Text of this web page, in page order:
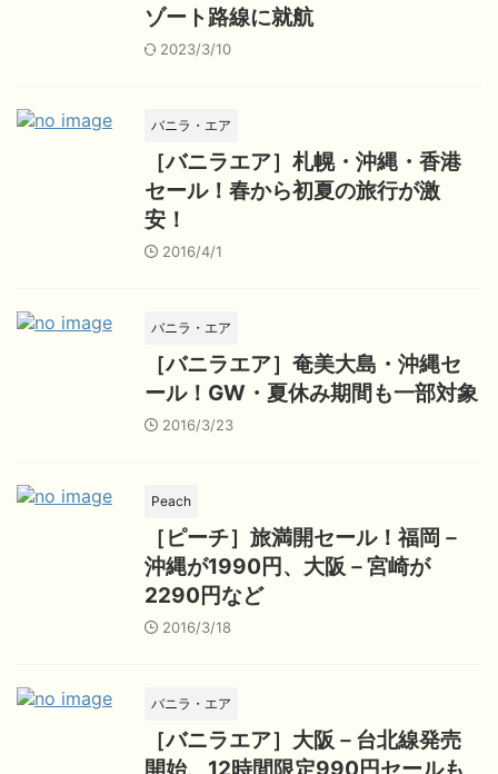
ゾート路線に就航
2023/3/10
バニラ・エア
［バニラエア］札幌・沖縄・香港
セール！春から初夏の旅行が激
安！
2016/4/1
バニラ・エア
［バニラエア］奄美大島・沖縄セ
ール！GW・夏休み期間も一部対象
2016/3/23
Peach
［ピーチ］旅満開セール！福岡－
沖縄が1990円、大阪－宮崎が
2290円など
2016/3/18
バニラ・エア
［バニラエア］大阪－台北線発売